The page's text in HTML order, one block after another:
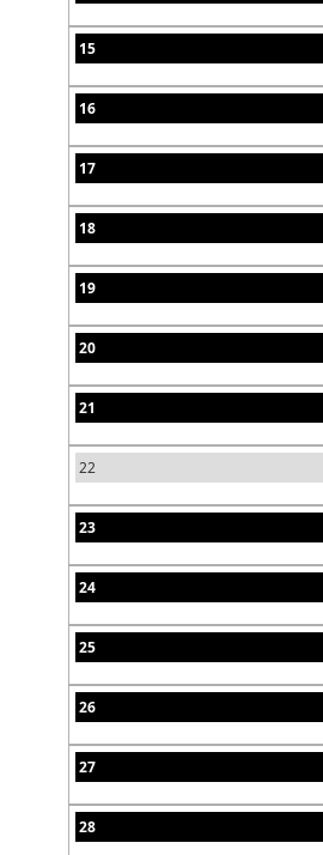
15
16
17
18
19
20
21
22
23
24
25
26
27
28